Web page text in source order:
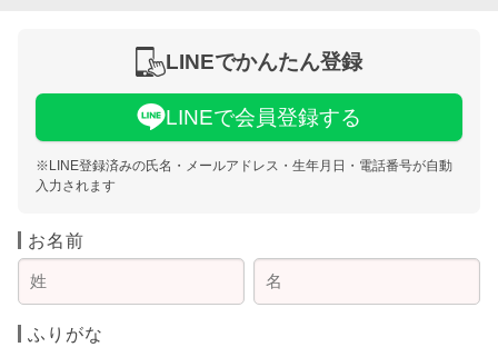
LINEでかんたん登録
LINEで会員登録する
※LINE登録済みの氏名・メールアドレス・生年月日・電話番号が自動
入力されます
お名前
ふりがな